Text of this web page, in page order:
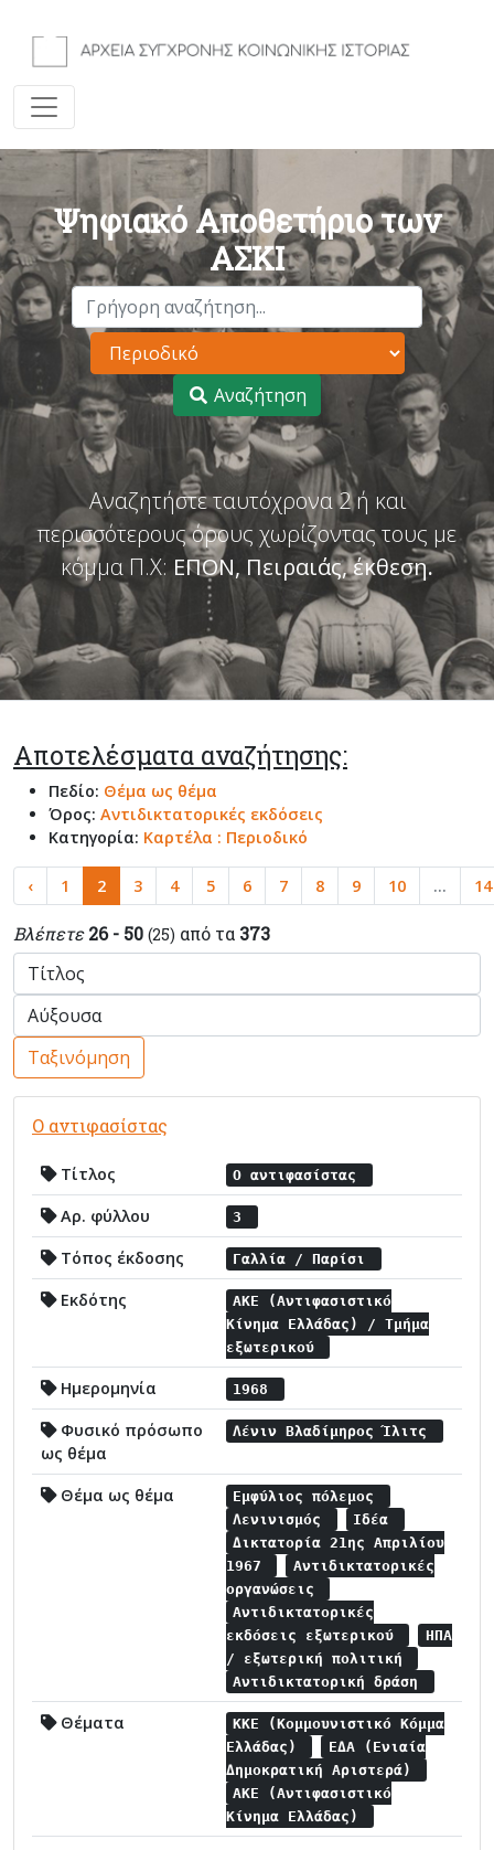
Ψηφιακό Αποθετήριο των
ΑΣΚΙ
Αναζήτηση
Αναζητήστε ταυτόχρονα 2 ή και
περισσότερους όρους χωρίζοντας τους με
κόμμα Π.Χ: ΕΠΟΝ, Πειραιάς, έκθεση.
Αποτελέσματα αναζήτησης:
Πεδίο: Θέμα ως θέμα
Όρος: Αντιδικτατορικές εκδόσεις
Κατηγορία: Καρτέλα : Περιοδικό
‹ 1 2 3 4 5 6 7 8 9 10 ... 14
Βλέπετε 26 - 50 (25) από τα 373
Ταξινόμηση
Ο αντιφασίστας
Τίτλος Ο αντιφασίστας
Αρ. φύλλου 3
Τόπος έκδοσης Γαλλία / Παρίσι
Εκδότης
ΑΚΕ (Αντιφασιστικό
Κίνημα Ελλάδας) / Τμήμα
εξωτερικού
Ημερομηνία 1968
Φυσικό πρόσωπο
ως θέμα
Λένιν Βλαδίμηρος Ίλιτς
Θέμα ως θέμα
Εμφύλιος πόλεμος
Λενινισμός
Ιδέα
Δικτατορία 21ης Απριλίου
1967
Αντιδικτατορικές
οργανώσεις
Αντιδικτατορικές
εκδόσεις εξωτερικού
ΗΠΑ
/ εξωτερική πολιτική
Αντιδικτατορική δράση
Θέματα
ΚΚΕ (Κομμουνιστικό Κόμμα
Ελλάδας)
ΕΔΑ (Ενιαία
Δημοκρατική Αριστερά)
ΑΚΕ (Αντιφασιστικό
Κίνημα Ελλάδας)